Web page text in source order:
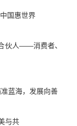
国惠世界
伙人——消费者、
蓝海，发展向善
与共